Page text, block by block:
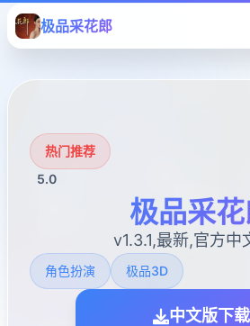
极品采花郎
热门推荐
5.0
极品采
v1.3.1,最新,官方中
角色扮演 极品3D
中文版下载